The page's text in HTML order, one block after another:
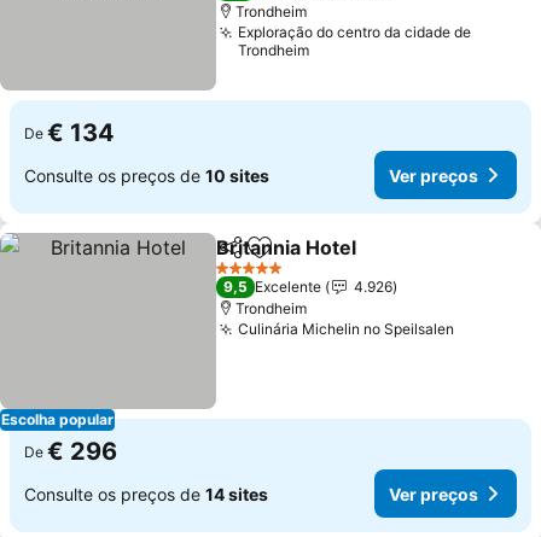
Trondheim
Exploração do centro da cidade de
Trondheim
De € 134
Consulte os preços de 10 sites Ver preços
Escolha popular
PartilharAdicionar aos favoritos
Britannia Hotel
5 Estrelas
9,5 Excelente
4.926
Trondheim
Culinária Michelin no Speilsalen
De € 296
Consulte os preços de 14 sites Ver preços